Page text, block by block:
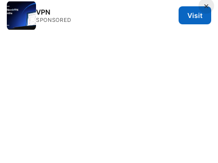
×
VPN
SPONSORED
Visit